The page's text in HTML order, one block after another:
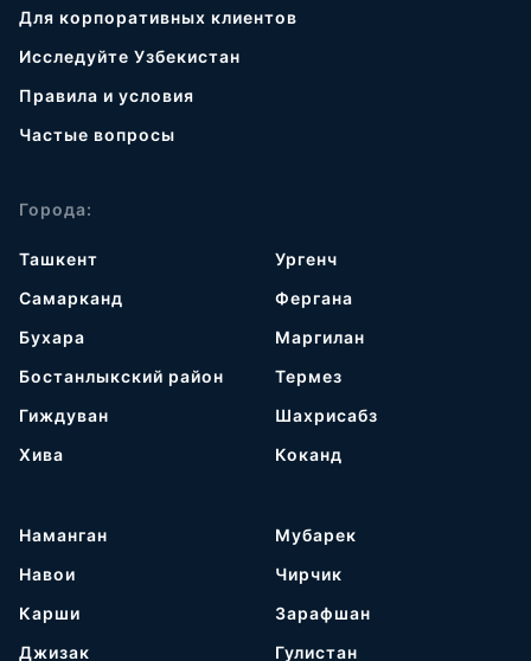
Для корпоративных клиентов
Исследуйте Узбекистан
Правила и условия
Частые вопросы
Города:
Ташкент
Самарканд
Бухара
Бостанлыкский район
Гиждуван
Хива
Ургенч
Фергана
Маргилан
Термез
Шахрисабз
Коканд
Наманган
Навои
Карши
Джизак
Мубарек
Чирчик
Зарафшан
Гулистан